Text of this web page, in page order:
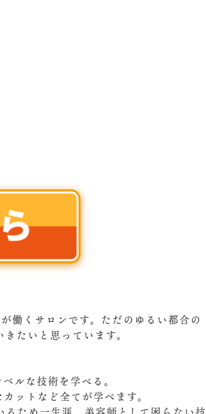
働くサロンです。ただのゆるい都合の
たいと思っています。
ルな技術を学べる。
ットなど全てが学べます。